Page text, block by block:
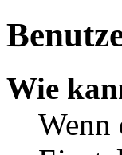
Wie
Wenn